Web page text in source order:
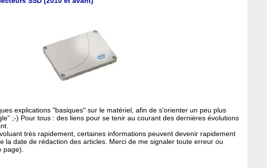
explications "basiques" sur le matériel, afin de s'orienter un peu plus
;-) Pour tous : des liens pour se tenir au courant des dernières évolutions
très rapidement, certaines informations peuvent devenir rapidement
la date de rédaction des articles. Merci de me signaler toute erreur ou
page).